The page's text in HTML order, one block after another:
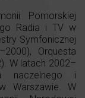
Pomorskiej
Radia i TV w
Symfonicznej
Orquesta
W latach 2002–
naczelnego i
Warszawie. W